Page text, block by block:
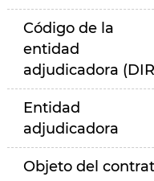
Código de la
entidad
adjudicadora
Entidad
adjudicadora
Objeto del